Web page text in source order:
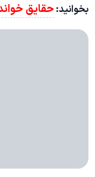
بخوانید: حقایق